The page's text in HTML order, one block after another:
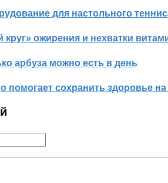
для настольного
ожирения и нехватки
арбуза можно есть в день
помогает сохранить здоровье